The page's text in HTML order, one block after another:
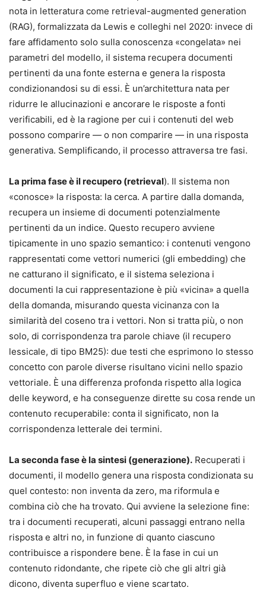
nota in letteratura come retrieval-augmented generation
(RAG), formalizzata da Lewis e colleghi nel 2020: invece di
fare affidamento solo sulla conoscenza «congelata» nei
parametri del modello, il sistema recupera documenti
pertinenti da una fonte esterna e genera la risposta
condizionandosi su di essi. È un’architettura nata per
ridurre le allucinazioni e ancorare le risposte a fonti
verificabili, ed è la ragione per cui i contenuti del web
possono comparire — o non comparire — in una risposta
generativa. Semplificando, il processo attraversa tre fasi.
La prima fase è il recupero (retrieval). Il sistema non
«conosce» la risposta: la cerca. A partire dalla domanda,
recupera un insieme di documenti potenzialmente
pertinenti da un indice. Questo recupero avviene
tipicamente in uno spazio semantico: i contenuti vengono
rappresentati come vettori numerici (gli embedding) che
ne catturano il significato, e il sistema seleziona i
documenti la cui rappresentazione è più «vicina» a quella
della domanda, misurando questa vicinanza con la
similarità del coseno tra i vettori. Non si tratta più, o non
solo, di corrispondenza tra parole chiave (il recupero
lessicale, di tipo BM25): due testi che esprimono lo stesso
concetto con parole diverse risultano vicini nello spazio
vettoriale. È una differenza profonda rispetto alla logica
delle keyword, e ha conseguenze dirette su cosa rende un
contenuto recuperabile: conta il significato, non la
corrispondenza letterale dei termini.
La seconda fase è la sintesi (generazione). Recuperati i
documenti, il modello genera una risposta condizionata su
quel contesto: non inventa da zero, ma riformula e
combina ciò che ha trovato. Qui avviene la selezione fine:
tra i documenti recuperati, alcuni passaggi entrano nella
risposta e altri no, in funzione di quanto ciascuno
contribuisce a rispondere bene. È la fase in cui un
contenuto ridondante, che ripete ciò che gli altri già
dicono, diventa superfluo e viene scartato.